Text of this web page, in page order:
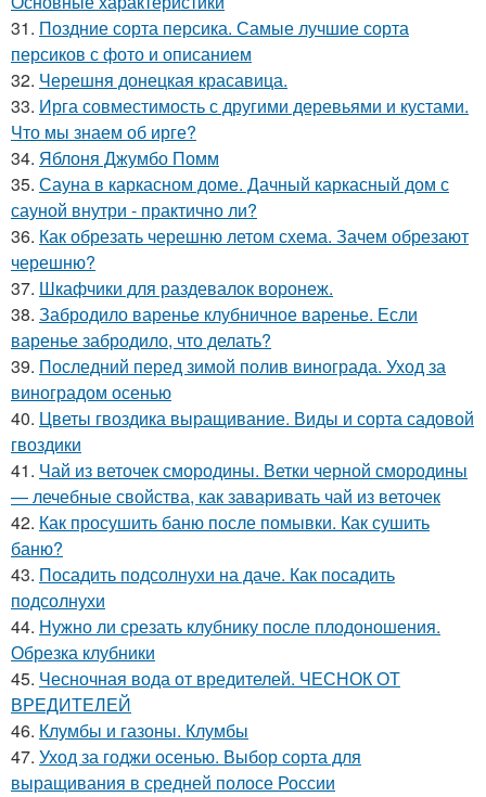
31. Поздние сорта персика. Самые лучшие сорта
персиков с фото и описанием
32. Черешня донецкая красавица.
33. Ирга совместимость с другими деревьями и кустами.
Что мы знаем об ирге?
34. Яблоня Джумбо Помм
35. Сауна в каркасном доме. Дачный каркасный дом с
сауной внутри - практично ли?
36. Как обрезать черешню летом схема. Зачем обрезают
черешню?
37. Шкафчики для раздевалок воронеж.
38. Забродило варенье клубничное варенье. Если
варенье забродило, что делать?
39. Последний перед зимой полив винограда. Уход за
виноградом осенью
40. Цветы гвоздика выращивание. Виды и сорта садовой
гвоздики
41. Чай из веточек смородины. Ветки черной смородины
— лечебные свойства, как заваривать чай из веточек
42. Как просушить баню после помывки. Как сушить
баню?
43. Посадить подсолнухи на даче. Как посадить
подсолнухи
44. Нужно ли срезать клубнику после плодоношения.
Обрезка клубники
45. Чесночная вода от вредителей. ЧЕСНОК ОТ
ВРЕДИТЕЛЕЙ
46. Клумбы и газоны. Клумбы
47. Уход за годжи осенью. Выбор сорта для
выращивания в средней полосе России